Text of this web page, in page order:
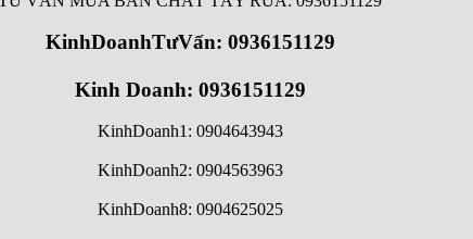
KinhDoanhTưVấn: 0936151129
Kinh Doanh: 0936151129
KinhDoanh1: 0904643943
KinhDoanh2: 0904563963
KinhDoanh8: 0904625025